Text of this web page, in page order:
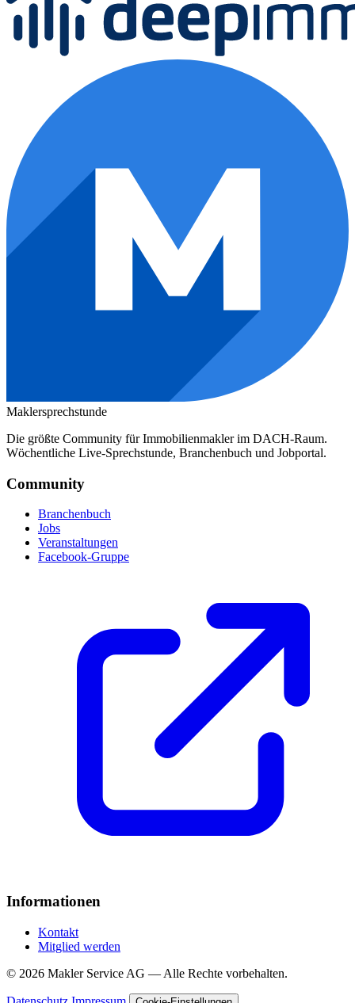
Maklersprechstunde
Die größte Community für Immobilienmakler im DACH-Raum.
Wöchentliche Live-Sprechstunde, Branchenbuch und Jobportal.
Community
Branchenbuch
Jobs
Veranstaltungen
Facebook-Gruppe
Informationen
Kontakt
Mitglied werden
© 2026 Makler Service AG — Alle Rechte vorbehalten.